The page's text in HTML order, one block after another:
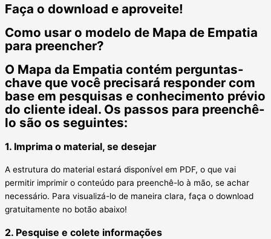
Faça o download e aproveite!
Como usar o modelo de Mapa de Empatia
para preencher?
O Mapa da Empatia contém perguntas-
chave que você precisará responder com
base em pesquisas e conhecimento prévio
do cliente ideal. Os passos para preenchê-
lo são os seguintes:
1. Imprima o material, se desejar
A estrutura do material estará disponível em PDF, o que vai
permitir imprimir o conteúdo para preenchê-lo à mão, se achar
necessário. Para visualizá-lo de maneira clara, faça o download
gratuitamente no botão abaixo!
2. Pesquise e colete informações